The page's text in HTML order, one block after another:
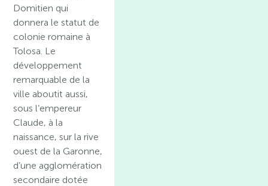
Domitien qui
donnera le statut de
colonie romaine à
Tolosa. Le
développement
remarquable de la
ville aboutit aussi,
sous l’empereur
Claude, à la
naissance, sur la rive
ouest de la Garonne,
d’une agglomération
secondaire dotée